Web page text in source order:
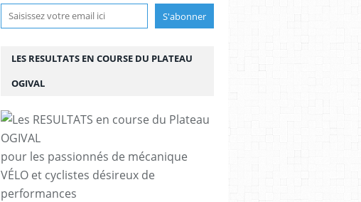
LES RESULTATS EN COURSE DU PLATEAU
OGIVAL
pour les passionnés de mécanique
VÉLO et cyclistes désireux de
performances